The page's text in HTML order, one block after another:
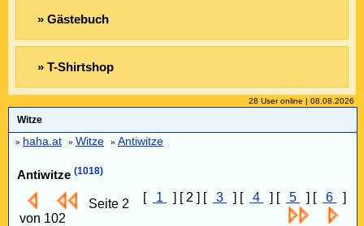
» Gästebuch
» T-Shirtshop
28 User online | 08.08.2026
Witze
» haha.at » Witze » Antiwitze
Antiwitze (1018)
Seite 2
von 102
[ 1 ] [ 2 ] [ 3 ] [ 4 ] [ 5 ] [ 6 ]